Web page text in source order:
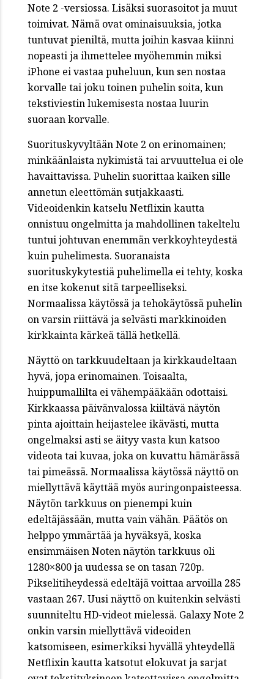
Note 2 -versiossa. Lisäksi suorasoitot ja muut
toimivat. Nämä ovat ominaisuuksia, jotka
tuntuvat pieniltä, mutta joihin kasvaa kiinni
nopeasti ja ihmettelee myöhemmin miksi
iPhone ei vastaa puheluun, kun sen nostaa
korvalle tai joku toinen puhelin soita, kun
tekstiviestin lukemisesta nostaa luurin
suoraan korvalle.
Suorituskyvyltään Note 2 on erinomainen;
minkäänlaista nykimistä tai arvuuttelua ei ole
havaittavissa. Puhelin suorittaa kaiken sille
annetun eleettömän sutjakkaasti.
Videoidenkin katselu Netflixin kautta
onnistuu ongelmitta ja mahdollinen takeltelu
tuntui johtuvan enemmän verkkoyhteydestä
kuin puhelimesta. Suoranaista
suorituskykytestiä puhelimella ei tehty, koska
en itse kokenut sitä tarpeelliseksi.
Normaalissa käytössä ja tehokäytössä puhelin
on varsin riittävä ja selvästi markkinoiden
kirkkainta kärkeä tällä hetkellä.
Näyttö on tarkkuudeltaan ja kirkkaudeltaan
hyvä, jopa erinomainen. Toisaalta,
huippumallilta ei vähempääkään odottaisi.
Kirkkaassa päivänvalossa kiiltävä näytön
pinta ajoittain heijastelee ikävästi, mutta
ongelmaksi asti se äityy vasta kun katsoo
videota tai kuvaa, joka on kuvattu hämärässä
tai pimeässä. Normaalissa käytössä näyttö on
miellyttävä käyttää myös auringonpaisteessa.
Näytön tarkkuus on pienempi kuin
edeltäjässään, mutta vain vähän. Päätös on
helppo ymmärtää ja hyväksyä, koska
ensimmäisen Noten näytön tarkkuus oli
1280×800 ja uudessa se on tasan 720p.
Pikselitiheydessä edeltäjä voittaa arvoilla 285
vastaan 267. Uusi näyttö on kuitenkin selvästi
suunniteltu HD-videot mielessä. Galaxy Note 2
onkin varsin miellyttävä videoiden
katsomiseen, esimerkiksi hyvällä yhteydellä
Netflixin kautta katsotut elokuvat ja sarjat